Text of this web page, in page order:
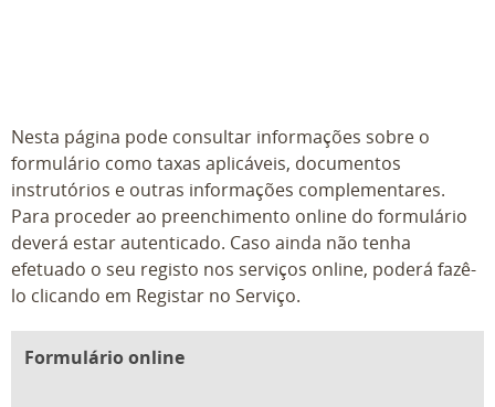
Nesta página pode consultar informações sobre o
formulário como taxas aplicáveis, documentos
instrutórios e outras informações complementares.
Para proceder ao preenchimento online do formulário
deverá estar autenticado. Caso ainda não tenha
efetuado o seu registo nos serviços online, poderá fazê-
lo clicando em Registar no Serviço.
Formulário online